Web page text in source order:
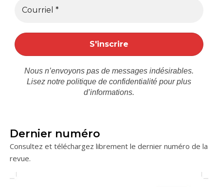
Nous n’envoyons pas de messages indésirables.
Lisez notre politique de confidentialité pour plus
d’informations.
Dernier numéro
Consultez et téléchargez librement le dernier numéro de la
revue.